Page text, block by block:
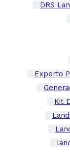
DRS
Experto
Kit